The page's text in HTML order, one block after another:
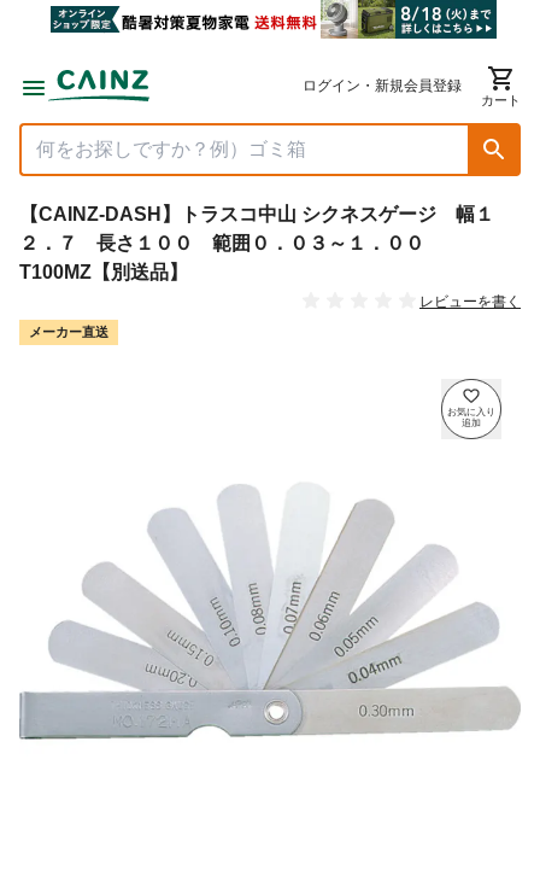
ログイン・新規会員登録
カート
【CAINZ-DASH】トラスコ中山 シクネスゲージ 幅１
２．７ 長さ１００ 範囲０．０３～１．００
T100MZ【別送品】
レビューを書く
メーカー直送